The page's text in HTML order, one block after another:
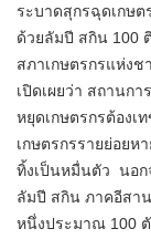
ระบาดสุกรฉุดเกษต
ด้วยลัมปี สกิน
สภาเกษตรกรแห่ง
เปิดเผยว่า สถานก
หยุดเกษตรกรต้องเ
เกษตรกรรายย่อยห
ทิ้งเป็นหมื่นตัว นอก
ลัมปี สกิน ภาคอีสา
หนึ่งประมาณ 100